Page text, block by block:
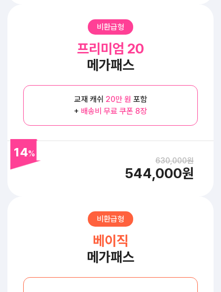
비환급형
프리미엄 20
메가패스
교재 캐쉬 20만 원 포함
+ 배송비 무료 쿠폰 8장
630,000원
544,000원
14%
비환급형
베이직
메가패스